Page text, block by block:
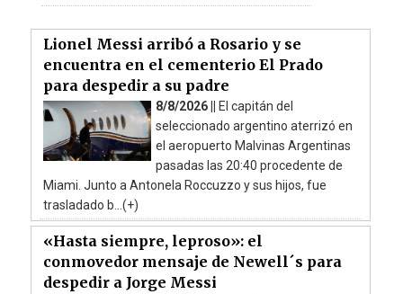
Lionel Messi arribó a Rosario y se
encuentra en el cementerio El Prado
para despedir a su padre
8/8/2026 || El capitán del
seleccionado argentino aterrizó en
el aeropuerto Malvinas Argentinas
pasadas las 20:40 procedente de
Miami. Junto a Antonela Roccuzzo y sus hijos, fue
trasladado b...(+)
«Hasta siempre, leproso»: el
conmovedor mensaje de Newell´s para
despedir a Jorge Messi